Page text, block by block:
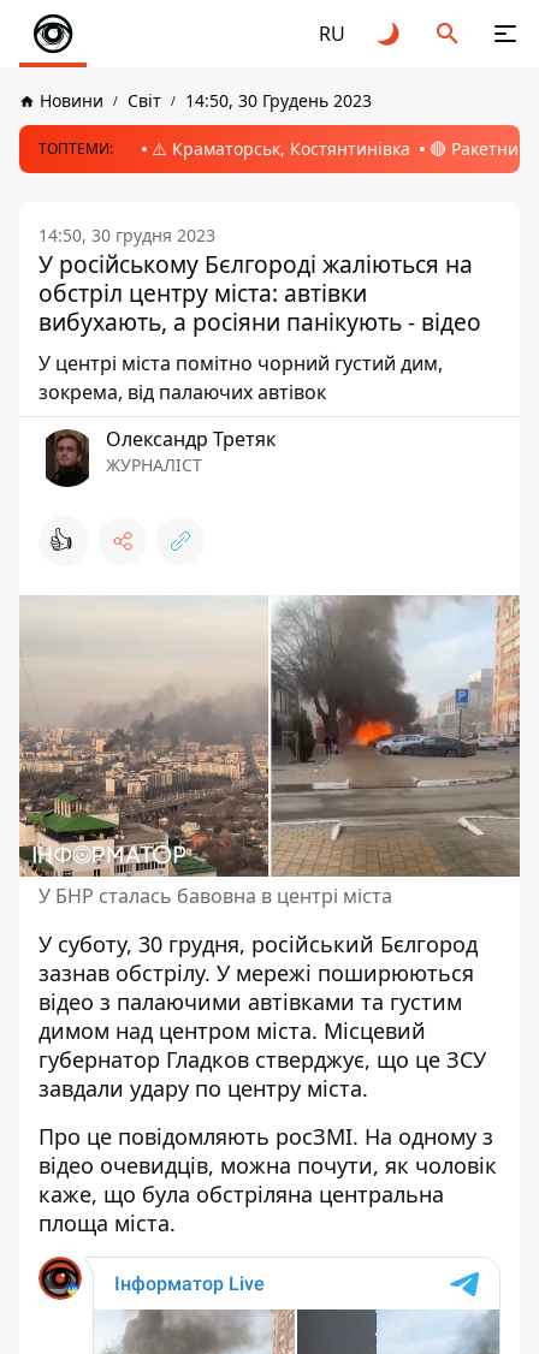
RU
Новини Світ 14:50, 30 Грудень 2023
ТОПТЕМИ: ⚠️ Краматорськ, Костянтинівка 🔴 Ракетний
14:50, 30 грудня 2023
У російському Бєлгороді жаліються на
обстріл центру міста: автівки
вибухають, а росіяни панікують - відео
У центрі міста помітно чорний густий дим,
зокрема, від палаючих автівок
Олександр Третяк
ЖУРНАЛІСТ
👍
У БНР сталась бавовна в центрі міста
У суботу, 30 грудня, російський Бєлгород
зазнав обстрілу. У мережі поширюються
відео з палаючими автівками та густим
димом над центром міста. Місцевий
губернатор Гладков стверджує, що це ЗСУ
завдали удару по центру міста.
Про це повідомляють росЗМІ. На одному з
відео очевидців, можна почути, як чоловік
каже, що була обстріляна центральна
площа міста.